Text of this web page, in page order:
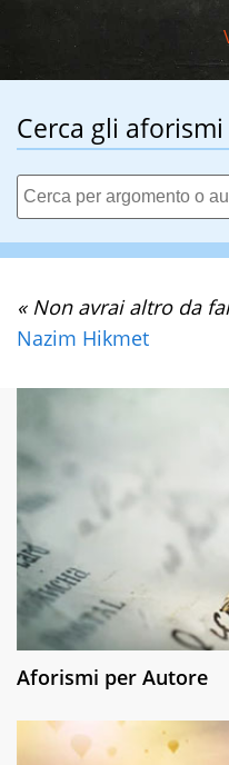
Cerca gli
« Non avrai altro da
Nazim Hikmet
Aforismi per Autore